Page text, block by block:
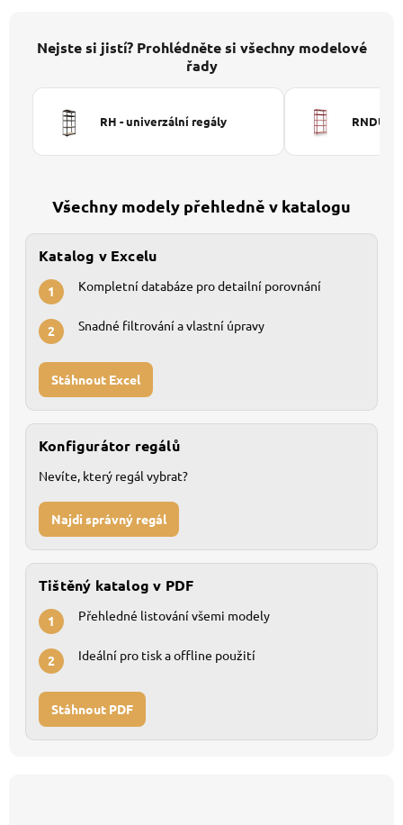
Nejste si jistí? Prohlédněte si všechny modelové
řady
RH - univerzální regály RNDU-
Všechny modely přehledně v katalogu
Katalog v Excelu
1 Kompletní databáze pro detailní porovnání
2 Snadné filtrování a vlastní úpravy
Stáhnout Excel
Konfigurátor regálů
Nevíte, který regál vybrat?
Najdi správný regál
Tištěný katalog v PDF
1 Přehledné listování všemi modely
2 Ideální pro tisk a offline použití
Stáhnout PDF